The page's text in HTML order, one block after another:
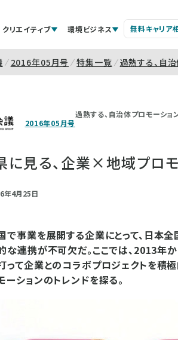
クリエイティブ 環境ビジネス 無料キャリア
2016年05月号 特集一覧 過熱する、自
2016年05月号
過熱する、自治体プロモーショ
に見る、企業×地域プロモ
年4月25日
で事業を展開する企業にとって、日本
な連携が不可欠だ。ここでは、2013年か
って企業とのコラボプロジェクトを積
ーションのトレンドを探る。